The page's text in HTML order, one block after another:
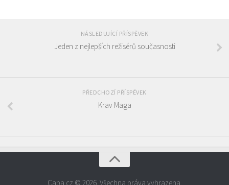
NÁSLEDUJÍCÍ PŘÍSPĚVEK
Jeden z nejlepších režisérů současnosti
PŘEDCHOZÍ PŘÍSPĚVEK
Krav Maga
Capa.cz © 2026. Všechna práva vyhrazena.